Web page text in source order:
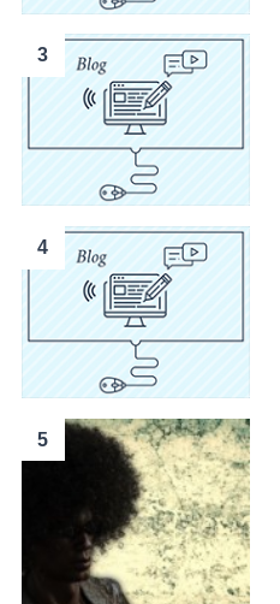
3
4
5